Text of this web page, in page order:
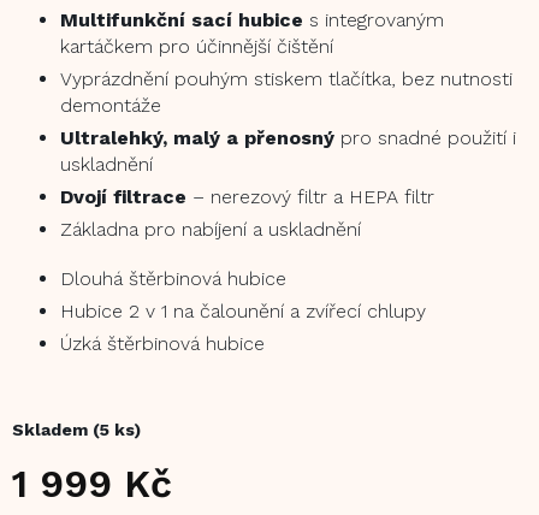
1 999 Kč
Skladem (5 ks)
Multifunkční sací hubice s integrovaným
kartáčkem pro účinnější čištění
Vyprázdnění pouhým stiskem tlačítka, bez nutnosti
demontáže
Ultralehký, malý a přenosný pro snadné použití i
uskladnění
Dvojí filtrace – nerezový filtr a HEPA filtr
Základna pro nabíjení a uskladnění
Dlouhá štěrbinová hubice
Hubice 2 v 1 na čalounění a zvířecí chlupy
Úzká štěrbinová hubice